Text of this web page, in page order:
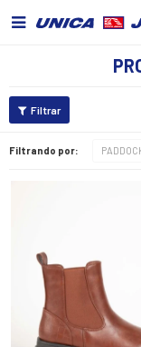

Filtrando por: